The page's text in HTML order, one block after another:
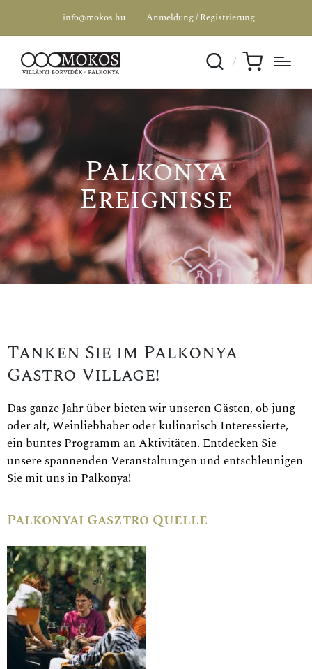
info@mokos.hu Anmeldung / Registrierung
Palkonya
Ereignisse
Tanken Sie im Palkonya
Gastro Village!
Das ganze Jahr über bieten wir unseren Gästen, ob jung
oder alt, Weinliebhaber oder kulinarisch Interessierte,
ein buntes Programm an Aktivitäten. Entdecken Sie
unsere spannenden Veranstaltungen und entschleunigen
Sie mit uns in Palkonya!
Palkonyai Gasztro Quelle